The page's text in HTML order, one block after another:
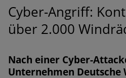
Identitätsdiebstahl
Exponentiell wachsende Risiken,
unübersichtlichere Cyber-
Digitale Assets aller Arten im
Cyber-Angriff:
über 2.000
Nach einer Cyber-
Unternehmen